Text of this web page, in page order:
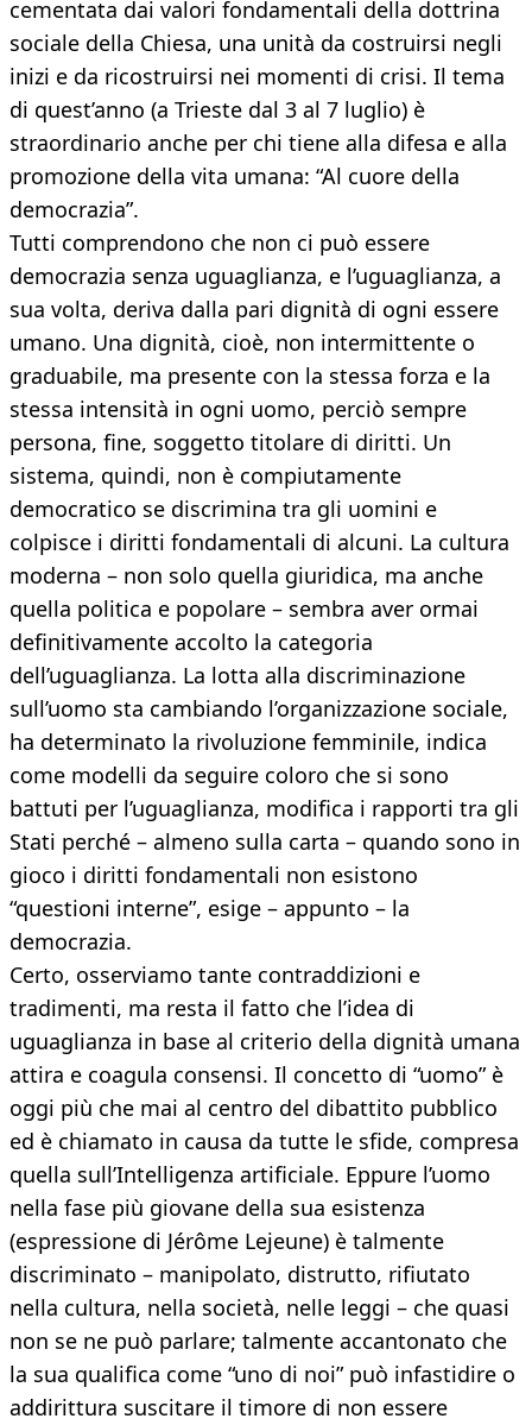
cementata dai valori fondamentali della dottrina
sociale della Chiesa, una unità da costruirsi negli
inizi e da ricostruirsi nei momenti di crisi. Il tema
di quest’anno (a Trieste dal 3 al 7 luglio) è
straordinario anche per chi tiene alla difesa e alla
promozione della vita umana: “Al cuore della
democrazia”.
Tutti comprendono che non ci può essere
democrazia senza uguaglianza, e l’uguaglianza, a
sua volta, deriva dalla pari dignità di ogni essere
umano. Una dignità, cioè, non intermittente o
graduabile, ma presente con la stessa forza e la
stessa intensità in ogni uomo, perciò sempre
persona, fine, soggetto titolare di diritti. Un
sistema, quindi, non è compiutamente
democratico se discrimina tra gli uomini e
colpisce i diritti fondamentali di alcuni. La cultura
moderna – non solo quella giuridica, ma anche
quella politica e popolare – sembra aver ormai
definitivamente accolto la categoria
dell’uguaglianza. La lotta alla discriminazione
sull’uomo sta cambiando l’organizzazione sociale,
ha determinato la rivoluzione femminile, indica
come modelli da seguire coloro che si sono
battuti per l’uguaglianza, modifica i rapporti tra gli
Stati perché – almeno sulla carta – quando sono in
gioco i diritti fondamentali non esistono
“questioni interne”, esige – appunto – la
democrazia.
Certo, osserviamo tante contraddizioni e
tradimenti, ma resta il fatto che l’idea di
uguaglianza in base al criterio della dignità umana
attira e coagula consensi. Il concetto di “uomo” è
oggi più che mai al centro del dibattito pubblico
ed è chiamato in causa da tutte le sfide, compresa
quella sull’Intelligenza artificiale. Eppure l’uomo
nella fase più giovane della sua esistenza
(espressione di Jérôme Lejeune) è talmente
discriminato – manipolato, distrutto, rifiutato
nella cultura, nella società, nelle leggi – che quasi
non se ne può parlare; talmente accantonato che
la sua qualifica come “uno di noi” può infastidire o
addirittura suscitare il timore di non essere